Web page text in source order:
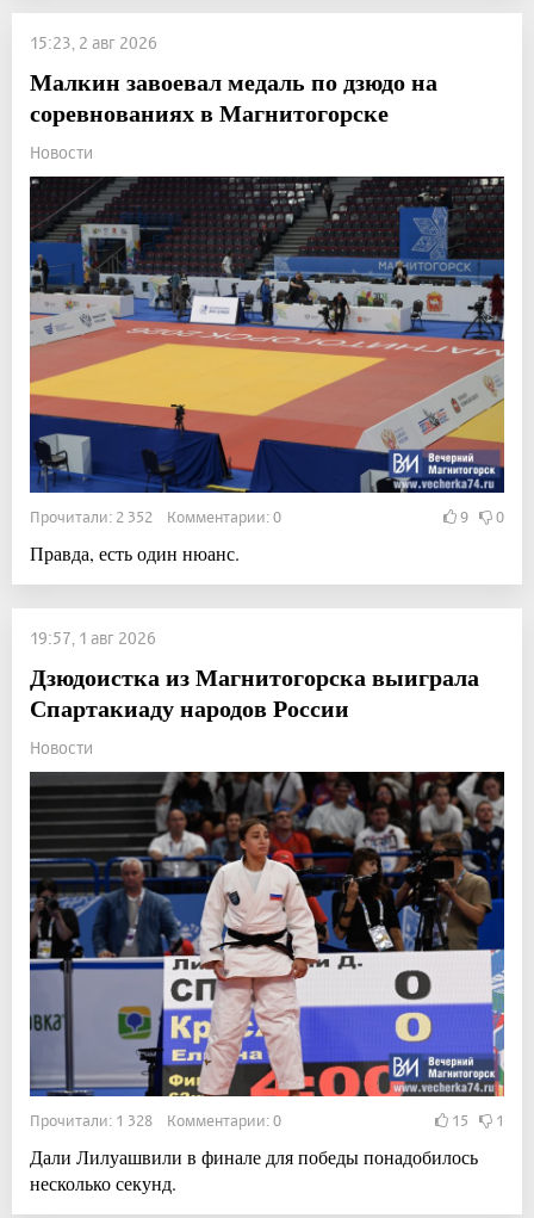
15:23, 2 авг 2026
Малкин завоевал медаль по дзюдо на
соревнованиях в Магнитогорске
Новости
Прочитали: 2 352 Комментарии: 0 9 0
Правда, есть один нюанс.
19:57, 1 авг 2026
Дзюдоистка из Магнитогорска выиграла
Спартакиаду народов России
Новости
Прочитали: 1 328 Комментарии: 0 15 1
Дали Лилуашвили в финале для победы понадобилось
несколько секунд.